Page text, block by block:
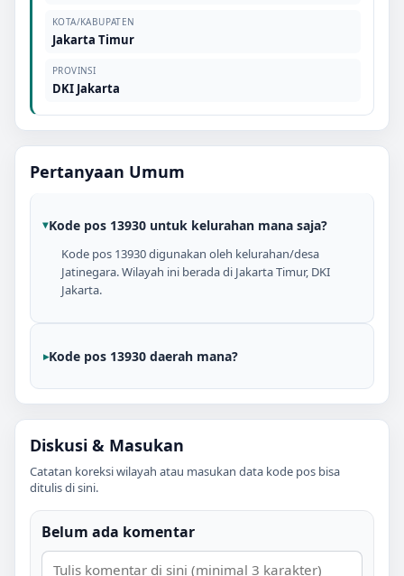
KOTA/KABUPATEN
Jakarta Timur
PROVINSI
DKI Jakarta
Pertanyaan Umum
Kode pos 13930 untuk kelurahan mana saja?
Kode pos 13930 digunakan oleh kelurahan/desa
Jatinegara. Wilayah ini berada di Jakarta Timur, DKI
Jakarta.
Kode pos 13930 daerah mana?
Diskusi & Masukan
Catatan koreksi wilayah atau masukan data kode pos bisa
ditulis di sini.
Belum ada komentar